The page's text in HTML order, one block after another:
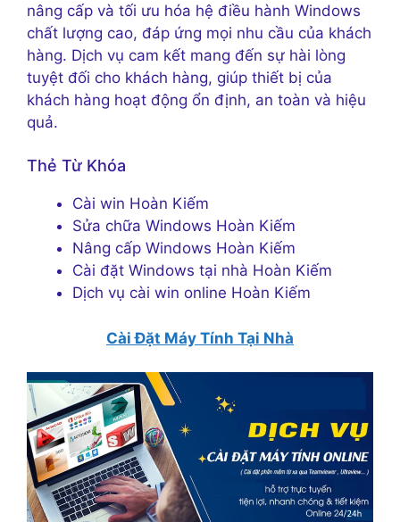
nâng cấp và tối ưu hóa hệ điều hành Windows
chất lượng cao, đáp ứng mọi nhu cầu của khách
hàng. Dịch vụ cam kết mang đến sự hài lòng
tuyệt đối cho khách hàng, giúp thiết bị của
khách hàng hoạt động ổn định, an toàn và hiệu
quả.
Thẻ Từ Khóa
Cài win Hoàn Kiếm
Sửa chữa Windows Hoàn Kiếm
Nâng cấp Windows Hoàn Kiếm
Cài đặt Windows tại nhà Hoàn Kiếm
Dịch vụ cài win online Hoàn Kiếm
Cài Đặt Máy Tính Tại Nhà